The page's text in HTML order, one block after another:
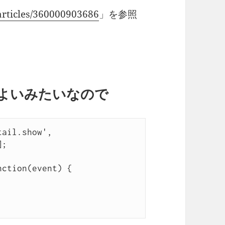
360000903686 」を参照
いみたいなので